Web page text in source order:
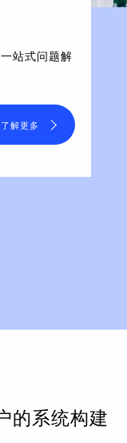
站式问题解
了解更多
的系统构建